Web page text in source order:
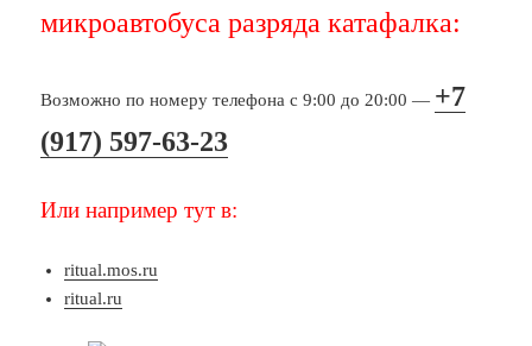
микроавтобуса разряда катафалка:
Возможно по номеру телефона с 9:00 до 20:00 — +7
(917) 597-63-23
Или например тут в:
ritual.mos.ru
ritual.ru